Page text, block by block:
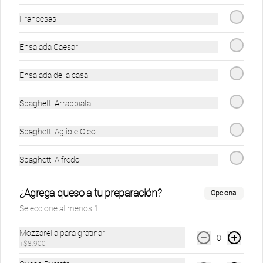
$19.900 $19.900
Menú Mundialista
cocacola lata
$4.500
Francesas
Ensalada Caesar
Ensalada de la casa
Spaghetti Arrabbiata
Spaghetti Aglio e Oleo
Spaghetti Alfredo
¿Agrega queso a tu preparación? Opcional
Seleccione al menos 1
Mozzarella para gratinar
+$8.900
0